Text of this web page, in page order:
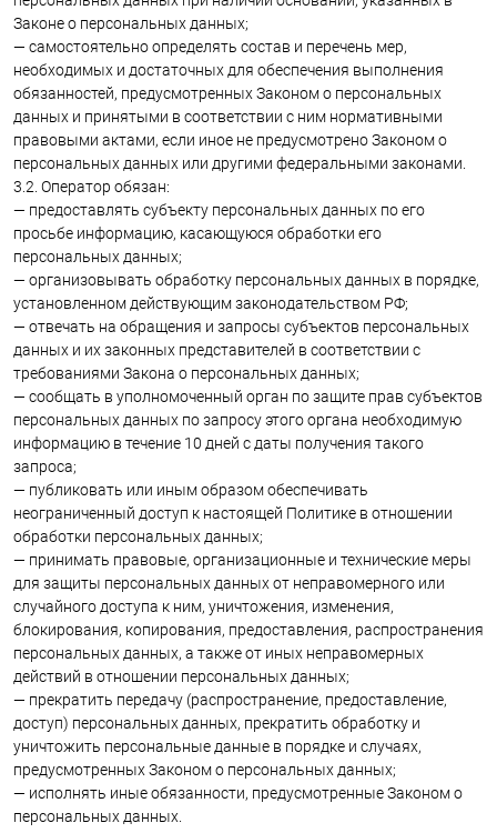
Законе о персональных данных;
— самостоятельно определять состав и перечень мер,
необходимых и достаточных для обеспечения выполнения
обязанностей, предусмотренных Законом о персональных
данных и принятыми в соответствии с ним нормативными
правовыми актами, если иное не предусмотрено Законом о
персональных данных или другими федеральными законами.
3.2. Оператор обязан:
— предоставлять субъекту персональных данных по его
просьбе информацию, касающуюся обработки его
персональных данных;
— организовывать обработку персональных данных в порядке,
установленном действующим законодательством РФ;
— отвечать на обращения и запросы субъектов персональных
данных и их законных представителей в соответствии с
требованиями Закона о персональных данных;
— сообщать в уполномоченный орган по защите прав субъектов
персональных данных по запросу этого органа необходимую
информацию в течение 10 дней с даты получения такого
запроса;
— публиковать или иным образом обеспечивать
неограниченный доступ к настоящей Политике в отношении
обработки персональных данных;
— принимать правовые, организационные и технические меры
для защиты персональных данных от неправомерного или
случайного доступа к ним, уничтожения, изменения,
блокирования, копирования, предоставления, распространения
персональных данных, а также от иных неправомерных
действий в отношении персональных данных;
— прекратить передачу (распространение, предоставление,
доступ) персональных данных, прекратить обработку и
уничтожить персональные данные в порядке и случаях,
предусмотренных Законом о персональных данных;
— исполнять иные обязанности, предусмотренные Законом о
персональных данных.